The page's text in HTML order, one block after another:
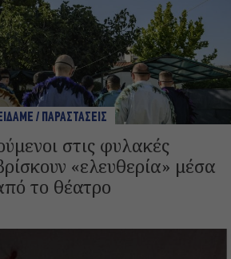
/ ΠΑΡΑΣΤΑΣΕΙΣ
στις φυλακές
«ελευθερία» μέσα
το θέατρο